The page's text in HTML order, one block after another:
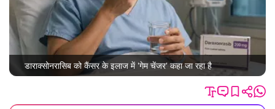
डाराक्सोनरासिब को कैंसर के इलाज में 'गेम चेंजर' कहा जा रहा है